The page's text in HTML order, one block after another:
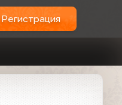
Регистрация